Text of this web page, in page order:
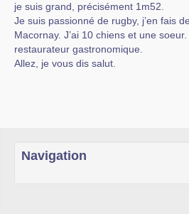
je suis grand, précisément 1m52.
Je suis passionné de rugby, j’en fais
Macornay. J’ai 10 chiens et une soeur.
restaurateur gastronomique.
Allez, je vous dis salut.
Navigation